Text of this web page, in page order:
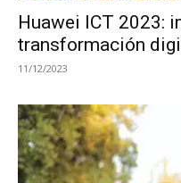
Huawei ICT 2023:
transformación
11/12/2023